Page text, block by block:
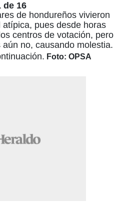
de 16
de hondureños vivieron
pues desde horas
centros de votación, pero
aún no, causando molestia.
Foto: OPSA